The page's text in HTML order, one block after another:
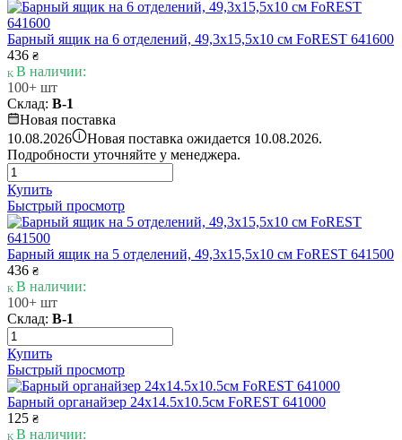
Барный ящик на 6 отделений, 49,3х15,5х10 см FoREST 641600
436 ₴
В наличии:
100+ шт
Склад: В-1
Новая поставка
10.08.2026 i Новая поставка ожидается 10.08.2026.
Подробности уточняйте у менеджера.
Купить
Быстрый просмотр
Барный ящик на 5 отделений, 49,3х15,5х10 см FoREST 641500
436 ₴
В наличии:
100+ шт
Склад: В-1
Купить
Быстрый просмотр
Барный органайзер 24х14.5х10.5см FoREST 641000
125 ₴
В наличии: